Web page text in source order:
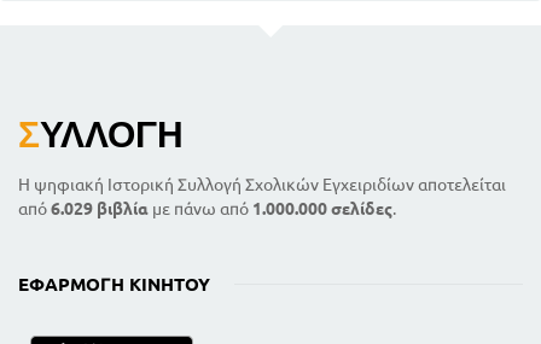
ΣΥΛΛΟΓΉ
Η ψηφιακή Ιστορική Συλλογή Σχολικών Εγχειριδίων αποτελείται
από6.029 βιβλία με πάνω από 1.000.000 σελίδες.
ΕΦΑΡΜΟΓΉ ΚΙΝΗΤΟΎ